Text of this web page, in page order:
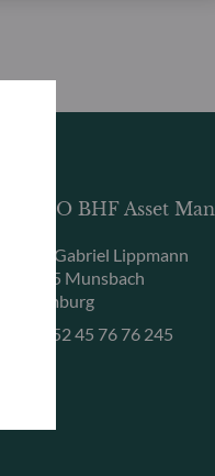
ODDO BHF Asset
6, rue Gabriel Lippmann
L-5365 Munsbach
Luxemburg
+352 45 76 76 245